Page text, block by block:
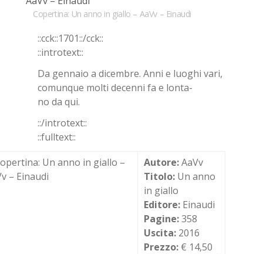
Copertina: Un anno in giallo – AaVv – Einaudi
::cck::1701::/​cck::
::in­tro­text::
Da gen­na­io a di­cem­bre. Anni e luo­ghi vari,
co­mun­que mol­ti de­cen­ni fa e lon­ta­
no da qui.
::/in­tro­text::
::full­text::
Autore:AaVv
Titolo: Un anno
in giallo
Editore: Einaudi
Pagine:358
Uscita: 2016
Prezzo: € 14,50